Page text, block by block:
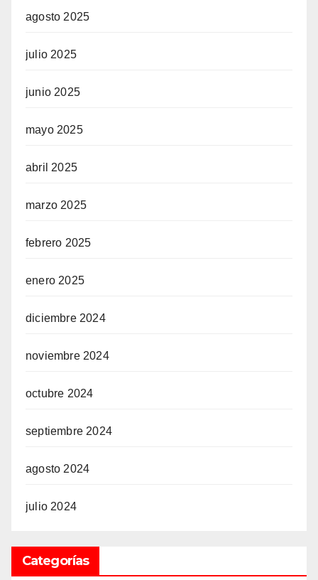
agosto 2025
julio 2025
junio 2025
mayo 2025
abril 2025
marzo 2025
febrero 2025
enero 2025
diciembre 2024
noviembre 2024
octubre 2024
septiembre 2024
agosto 2024
julio 2024
Categorías